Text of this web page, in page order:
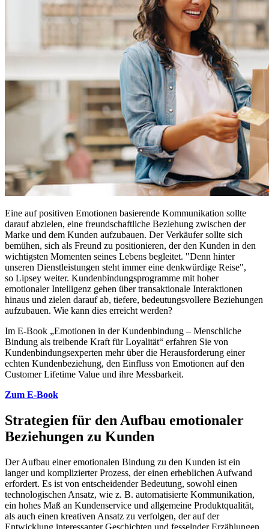
Eine auf positiven Emotionen basierende Kommunikation sollte
darauf abzielen, eine freundschaftliche Beziehung zwischen der
Marke und dem Kunden aufzubauen. Der Verkäufer sollte sich
bemühen, sich als Freund zu positionieren, der den Kunden in den
wichtigsten Momenten seines Lebens begleitet. "Denn hinter
unseren Dienstleistungen steht immer eine denkwürdige Reise",
so Lipsey weiter. Kundenbindungsprogramme mit hoher
emotionaler Intelligenz gehen über transaktionale Interaktionen
hinaus und zielen darauf ab, tiefere, bedeutungsvollere Beziehungen
aufzubauen. Wie kann dies erreicht werden?
Im E-Book „Emotionen in der Kundenbindung – Menschliche
Bindung als treibende Kraft für Loyalität“ erfahren Sie von
Kundenbindungsexperten mehr über die Herausforderung einer
echten Kundenbeziehung, den Einfluss von Emotionen auf den
Customer Lifetime Value und ihre Messbarkeit.
Zum E-Book
Strategien für den Aufbau emotionaler
Beziehungen zu Kunden
Der Aufbau einer emotionalen Bindung zu den Kunden ist ein
langer und komplizierter Prozess, der einen erheblichen Aufwand
erfordert. Es ist von entscheidender Bedeutung, sowohl einen
technologischen Ansatz, wie z. B. automatisierte Kommunikation,
ein hohes Maß an Kundenservice und allgemeine Produktqualität,
als auch einen kreativen Ansatz zu verfolgen, der auf der
Entwicklung interessanter Geschichten und fesselnder Erzählungen